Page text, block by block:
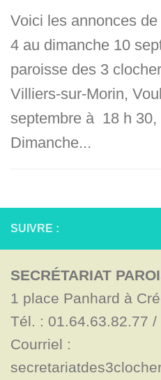
Voici les annonces
4 au dimanche 10
paroisse des 3
Villiers-sur-Morin,
septembre à 18 h
Dimanche...
SUIVRE :
SECRÉTARIAT
1 place Panhard à
Tél. : 01.64.63.82.77
Courriel :